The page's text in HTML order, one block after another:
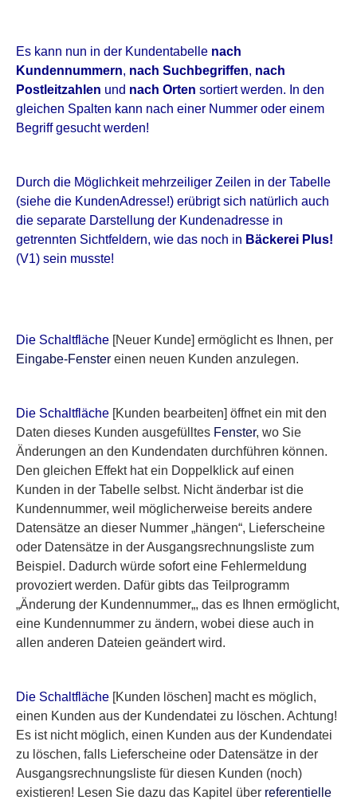
Es kann nun in der Kundentabelle nach
Kundennummern, nach Suchbegriffen, nach
Postleitzahlen und nach Orten sortiert werden. In den
gleichen Spalten kann nach einer Nummer oder einem
Begriff gesucht werden!
Durch die Möglichkeit mehrzeiliger Zeilen in der Tabelle
(siehe die KundenAdresse!) erübrigt sich natürlich auch
die separate Darstellung der Kundenadresse in
getrennten Sichtfeldern, wie das noch in Bäckerei Plus!
(V1) sein musste!
Die Schaltfläche [Neuer Kunde] ermöglicht es Ihnen, per
Eingabe-Fenster einen neuen Kunden anzulegen.
Die Schaltfläche [Kunden bearbeiten] öffnet ein mit den
Daten dieses Kunden ausgefülltes Fenster, wo Sie
Änderungen an den Kundendaten durchführen können.
Den gleichen Effekt hat ein Doppelklick auf einen
Kunden in der Tabelle selbst. Nicht änderbar ist die
Kundennummer, weil möglicherweise bereits andere
Datensätze an dieser Nummer „hängen“, Lieferscheine
oder Datensätze in der Ausgangsrechnungsliste zum
Beispiel. Dadurch würde sofort eine Fehlermeldung
provoziert werden. Dafür gibts das Teilprogramm
„Änderung der Kundennummer„, das es Ihnen ermöglicht,
eine Kundennummer zu ändern, wobei diese auch in
allen anderen Dateien geändert wird.
Die Schaltfläche [Kunden löschen] macht es möglich,
einen Kunden aus der Kundendatei zu löschen. Achtung!
Es ist nicht möglich, einen Kunden aus der Kundendatei
zu löschen, falls Lieferscheine oder Datensätze in der
Ausgangsrechnungsliste für diesen Kunden (noch)
existieren! Lesen Sie dazu das Kapitel über referentielle